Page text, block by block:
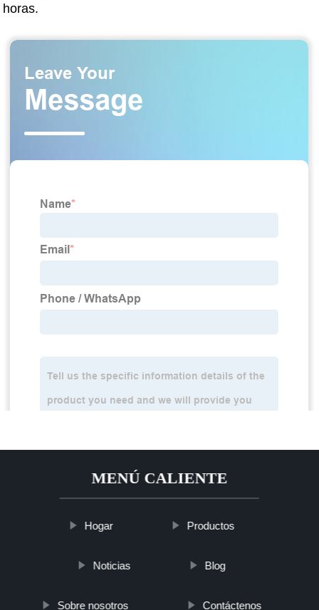
horas.
MENÚ CALIENTE
Hogar Productos
Noticias Blog
Sobre nosotros Contáctenos